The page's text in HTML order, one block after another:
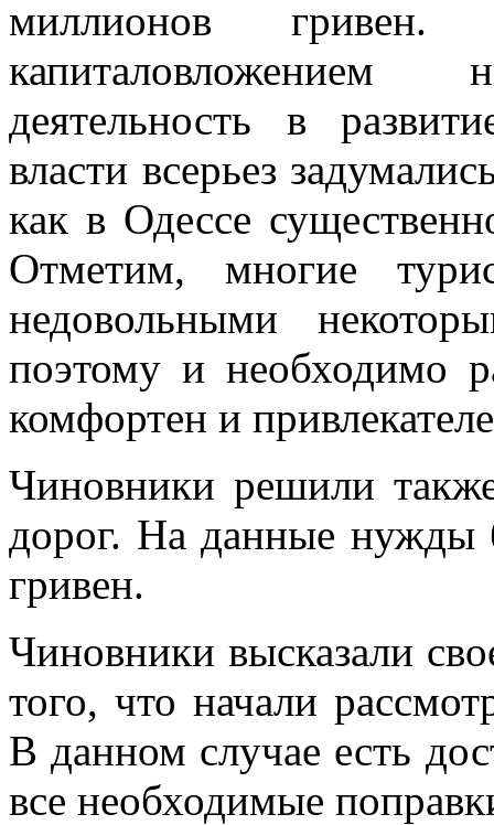
миллионов
капиталовложением
деятельность в
власти всерьез
как в Одессе
Отметим, многие
недовольными
поэтому и необходимо
комфортен и
Чиновники решили
дорог. На данные нужды
гривен.
Чиновники высказали
того, что начали
В данном случае есть
все необходимые